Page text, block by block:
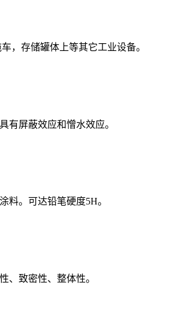
，存储罐体上等其它工业设备。
有屏蔽效应和憎水效应。
料。可达铅笔硬度5H。
、致密性、整体性。